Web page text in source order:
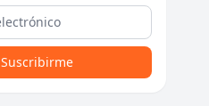
Suscribirme